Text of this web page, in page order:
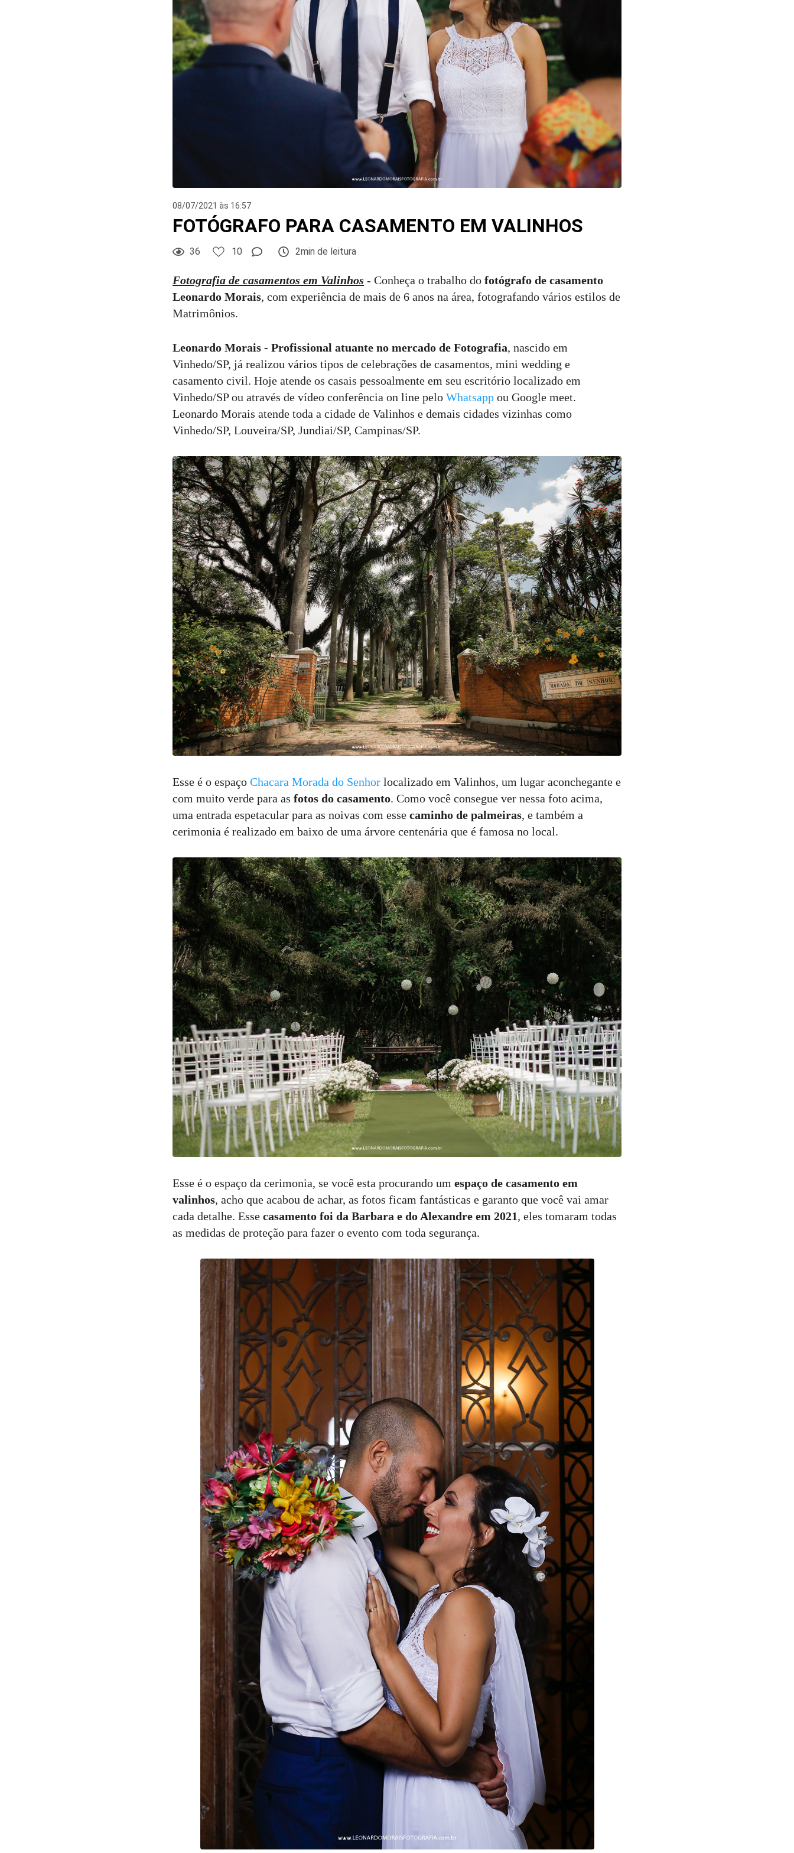
08/07/2021 às 16:57
FOTÓGRAFO PARA CASAMENTO EM VALINHOS
36 10 2min de leitura
Fotografia de casamentos em Valinhos - Conheça o trabalho do fotógrafo de casamento
Leonardo Morais, com experiência de mais de 6 anos na área, fotografando vários estilos de
Matrimônios.
Leonardo Morais - Profissional atuante no mercado de Fotografia, nascido em
Vinhedo/SP, já realizou vários tipos de celebrações de casamentos, mini wedding e
casamento civil. Hoje atende os casais pessoalmente em seu escritório localizado em
Vinhedo/SP ou através de vídeo conferência on line pelo Whatsapp ou Google meet.
Leonardo Morais atende toda a cidade de Valinhos e demais cidades vizinhas como
Vinhedo/SP, Louveira/SP, Jundiai/SP, Campinas/SP.
Esse é o espaço Chacara Morada do Senhor localizado em Valinhos, um lugar aconchegante e
com muito verde para as fotos do casamento. Como você consegue ver nessa foto acima,
uma entrada espetacular para as noivas com esse caminho de palmeiras, e também a
cerimonia é realizado em baixo de uma árvore centenária que é famosa no local.
Esse é o espaço da cerimonia, se você esta procurando um espaço de casamento em
valinhos, acho que acabou de achar, as fotos ficam fantásticas e garanto que você vai amar
cada detalhe. Esse casamento foi da Barbara e do Alexandre em 2021, eles tomaram todas
as medidas de proteção para fazer o evento com toda segurança.